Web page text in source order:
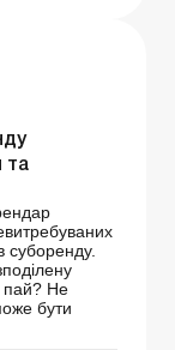
та
суборенду.
пай? Не
бути